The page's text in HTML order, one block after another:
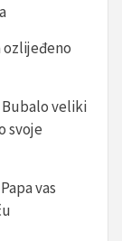
ozlijeđeno
Bubalo veliki
svoje
vas